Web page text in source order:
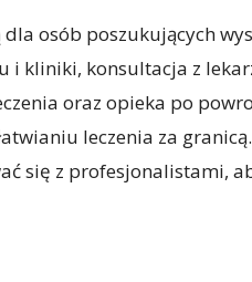
osób poszukujących
i kliniki, konsultacja z
oraz opieka po
leczenia za
się z profesjonalistami,